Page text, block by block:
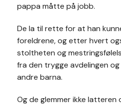
pappa måtte på jobb.
De la til rette for at han
foreldrene, og etter hvert
stoltheten og
fra den trygge avdelingen
andre barna.
Og de glemmer ikke